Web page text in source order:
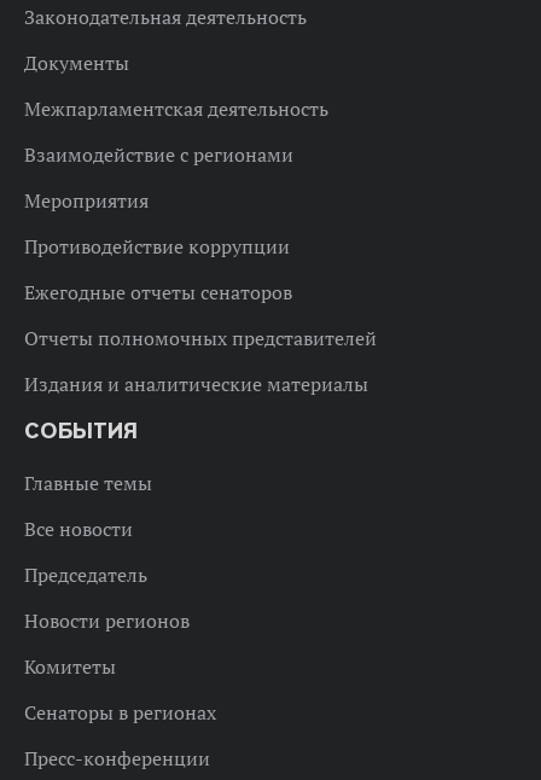
Законодательная деятельность
Документы
Межпарламентская деятельность
Взаимодействие с регионами
Мероприятия
Противодействие коррупции
Ежегодные отчеты сенаторов
Отчеты полномочных представителей
Издания и аналитические материалы
СОБЫТИЯ
Главные темы
Все новости
Председатель
Новости регионов
Комитеты
Сенаторы в регионах
Пресс-конференции